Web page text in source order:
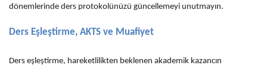
dönemlerinde ders protokolünüzü güncellemeyi unutmayın.
Ders Eşleştirme, AKTS ve Muafiyet
Ders eşleştirme, hareketlilikten beklenen akademik kazancın